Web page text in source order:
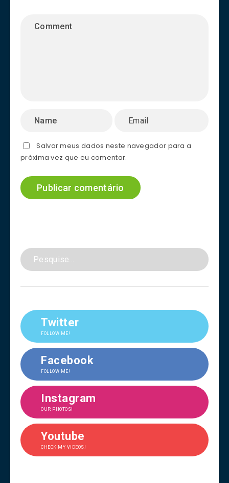
Salvar meus dados neste navegador para a
próxima vez que eu comentar.
Twitter
FOLLOW ME!
Facebook
FOLLOW ME!
Instagram
OUR PHOTOS!
Youtube
CHECK MY VIDEOS!